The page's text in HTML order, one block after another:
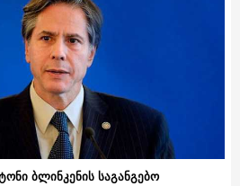
ბლინკენის საგანგებო